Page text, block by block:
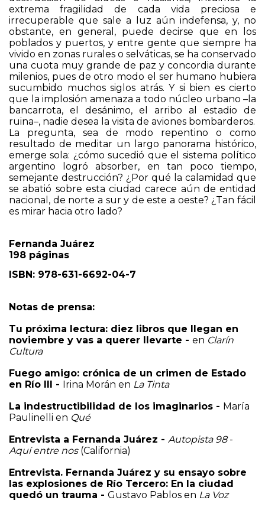
extrema fragilidad de cada vida preciosa e
irrecuperable que sale a luz aún indefensa, y, no
obstante, en general, puede decirse que en los
poblados y puertos, y entre gente que siempre ha
vivido en zonas rurales o selváticas, se ha conservado
una cuota muy grande de paz y concordia durante
milenios, pues de otro modo el ser humano hubiera
sucumbido muchos siglos atrás. Y si bien es cierto
que la implosión amenaza a todo núcleo urbano –la
bancarrota, el desánimo, el arribo al estadio de
ruina–, nadie desea la visita de aviones bombarderos.
La pregunta, sea de modo repentino o como
resultado de meditar un largo panorama histórico,
emerge sola: ¿cómo sucedió que el sistema político
argentino logró absorber, en tan poco tiempo,
semejante destrucción? ¿Por qué la calamidad que
se abatió sobre esta ciudad carece aún de entidad
nacional, de norte a sur y de este a oeste? ¿Tan fácil
es mirar hacia otro lado?
Fernanda Juárez
198 páginas
ISBN: 978-631-6692-04-7
Notas de prensa:
Tu próxima lectura: diez libros que llegan en
noviembre y vas a querer llevarte - en Clarín
Cultura
Fuego amigo: crónica de un crimen de Estado
en Río III - Irina Morán en La Tinta
La indestructibilidad de los imaginarios - María
Paulinelli en Qué
Entrevista a Fernanda Juárez - Autopista 98-
Aquí entre nos(California)
Entrevista. Fernanda Juárez y su ensayo sobre
las explosiones de Río Tercero: En la ciudad
quedó un trauma - Gustavo Pablos en La Voz